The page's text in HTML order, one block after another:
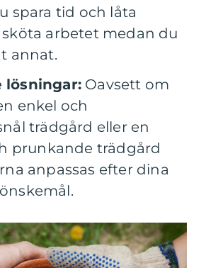
spara tid och låta
arbetet medan du
annat.
lösningar: Oavsett om
enkel och
trädgård eller en
prunkande trädgård
anpassas efter dina